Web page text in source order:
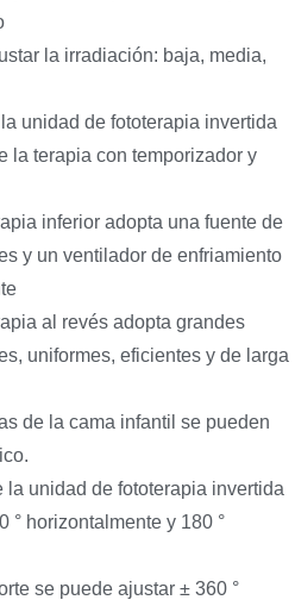
la irradiación: baja, media,
unidad de fototerapia invertida
la terapia con temporizador y
inferior adopta una fuente de
y un ventilador de enfriamiento
al revés adopta grandes
uniformes, eficientes y de larga
de la cama infantil se pueden
la unidad de fototerapia invertida
° horizontalmente y 180 °
se puede ajustar ± 360 °